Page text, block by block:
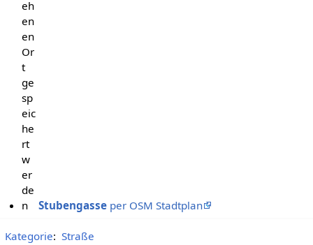
eh
en
en
Or
t
ge
sp
eic
he
rt
w
er
de
n
Stubengasse per OSM Stadtplan
Kategorie: Straße